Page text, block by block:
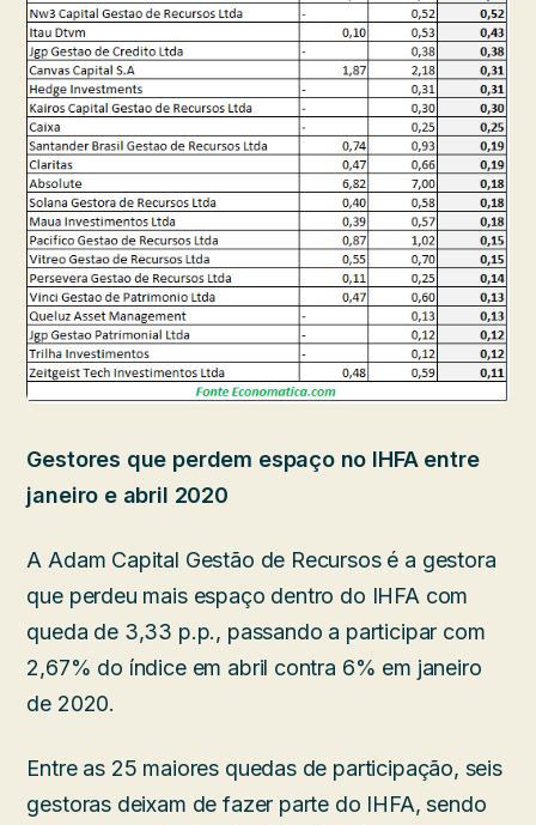
Gestores que perdem espaço no IHFA entre
janeiro e abril 2020
A Adam Capital Gestão de Recursos é a gestora
que perdeu mais espaço dentro do IHFA com
queda de 3,33 p.p., passando a participar com
2,67% do índice em abril contra 6% em janeiro
de 2020.
Entre as 25 maiores quedas de participação, seis
gestoras deixam de fazer parte do IHFA, sendo